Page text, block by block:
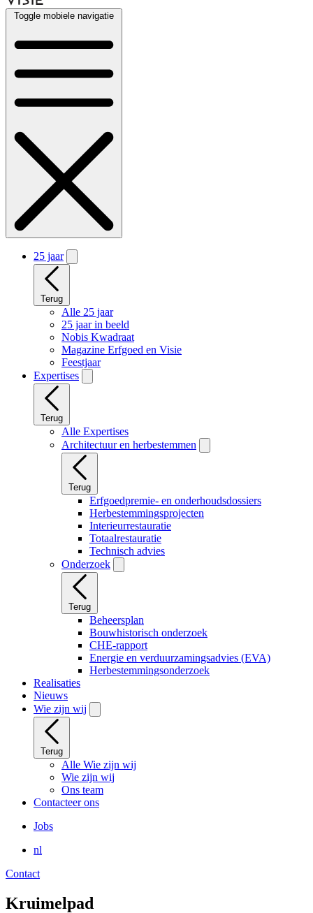
Toggle mobiele navigatie
25 jaar
Terug
Alle 25 jaar
25 jaar in beeld
Nobis Kwadraat
Magazine Erfgoed en Visie
Feestjaar
Expertises
Terug
Alle Expertises
Architectuur en herbestemmen
Terug
Erfgoedpremie- en onderhoudsdossiers
Herbestemmingsprojecten
Interieurrestauratie
Totaalrestauratie
Technisch advies
Onderzoek
Terug
Beheersplan
Bouwhistorisch onderzoek
CHE-rapport
Energie en verduurzamingsadvies (EVA)
Herbestemmingsonderzoek
Realisaties
Nieuws
Wie zijn wij
Terug
Alle Wie zijn wij
Wie zijn wij
Ons team
Contacteer ons
Jobs
nl
Contact
Kruimelpad